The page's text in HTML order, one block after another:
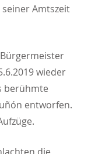
Amtszeit
wieder
berühmte
entworfen.